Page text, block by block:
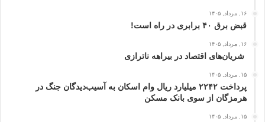
۱۶, مرداد, ۱۴۰۵
قبض برق ۴۰ برابری در راه است!
۱۶, مرداد, ۱۴۰۵
شریان‌های اقتصاد در بیراهه ناترازی
۱۵, مرداد, ۱۴۰۵
پرداخت ۲۲۴۲ میلیارد ریال وام اسکان به آسیب‌دیدگان جنگ در
هرمزگان از سوی بانک مسکن
۱۵, مرداد, ۱۴۰۵